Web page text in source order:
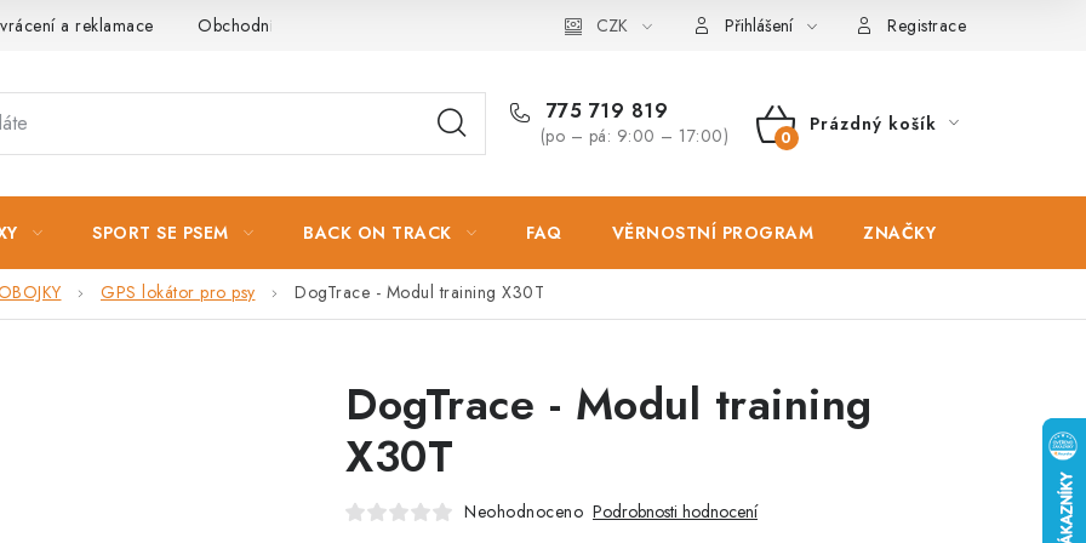
a reklamace Obchodní podmínky Podmínky ochrany osobních údajů Zásady použivání souboru cookies
CZK Přihlášení Registrace
775 719 819
(po – pá: 9:00 – 17:00)
NÁKUPNÍ
Prázdný košík
SPORT SE PSEM BACK ON TRACK FAQ VĚRNOSTNÍ PROGRAM ZNAČKY
GPS lokátor pro psy DogTrace - Modul training X30T
DogTrace - Modul training
X30T
Neohodnoceno Podrobnosti hodnocení